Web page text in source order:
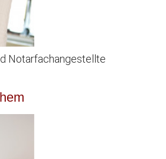
Notarfachangestellte